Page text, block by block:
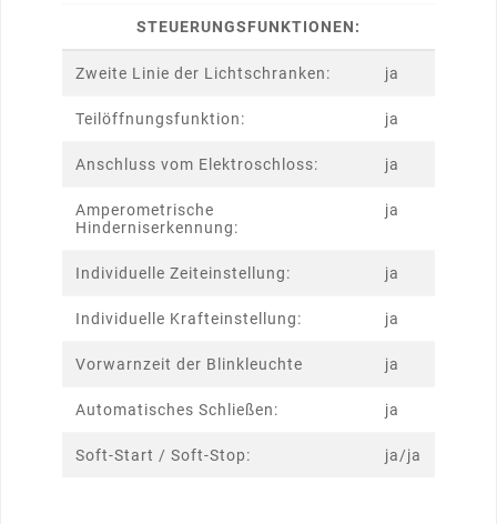
STEUERUNGSFUNKTIONEN:
Zweite Linie der Lichtschranken: ja
Teilöffnungsfunktion: ja
Anschluss vom Elektroschloss: ja
Amperometrische
Hinderniserkennung:
ja
Individuelle Zeiteinstellung: ja
Individuelle Krafteinstellung: ja
Vorwarnzeit der Blinkleuchte ja
Automatisches Schließen: ja
Soft-Start / Soft-Stop: ja/ja